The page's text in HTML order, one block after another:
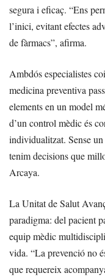
segura i eficaç. “Ens
l’inici, evitant efectes
de fàrmacs”, afirma.
Ambdós especialistes
medicina preventiva
elements en un model
d’un control mèdic és
individualitzat. Sense
tenim decisions que
Arcaya.
La Unitat de Salut
paradigma: del pacient
equip mèdic
vida. “La prevenció no
que requereix